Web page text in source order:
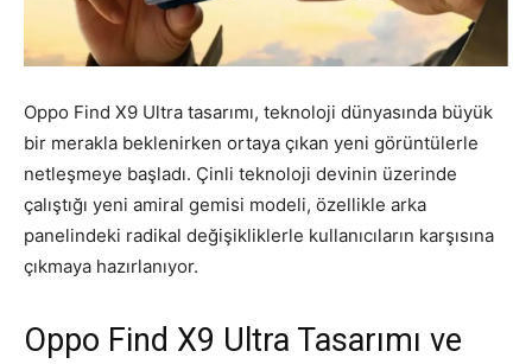
Oppo Find X9 Ultra tasarımı, teknoloji dünyasında büyük
bir merakla beklenirken ortaya çıkan yeni görüntülerle
netleşmeye başladı. Çinli teknoloji devinin üzerinde
çalıştığı yeni amiral gemisi modeli, özellikle arka
panelindeki radikal değişikliklerle kullanıcıların karşısına
çıkmaya hazırlanıyor.
Oppo Find X9 Ultra Tasarımı ve